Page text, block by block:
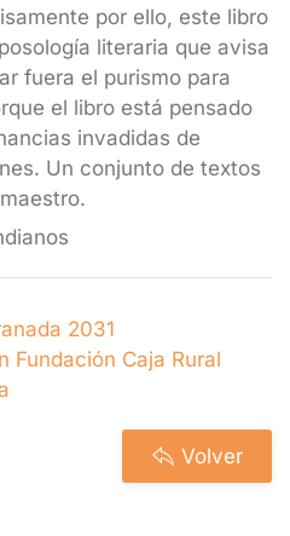
por ello, este libro
literaria que avisa
fuera el purismo para
el libro está pensado
invadidas de
Un conjunto de textos
2031
Fundación Caja Rural
Volver